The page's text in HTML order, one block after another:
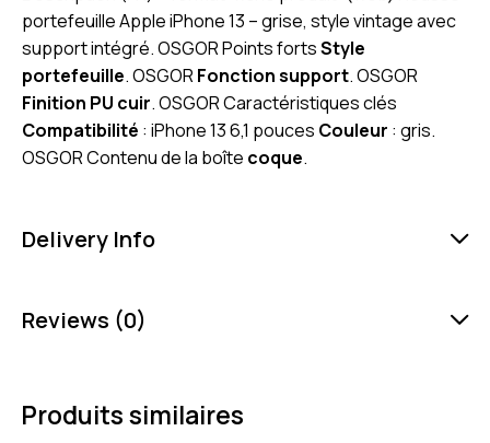
portefeuille Apple iPhone 13 – grise, style vintage avec
support intégré. OSGOR Points fortsStyle
portefeuille. OSGORFonction support. OSGOR
Finition PU cuir. OSGOR Caractéristiques clés
Compatibilité : iPhone 13 6,1 pouces Couleur : gris.
OSGOR Contenu de la boîte coque.
Delivery Info
Reviews (0)
Produits similaires